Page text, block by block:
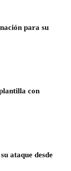
para su
con
ataque desde